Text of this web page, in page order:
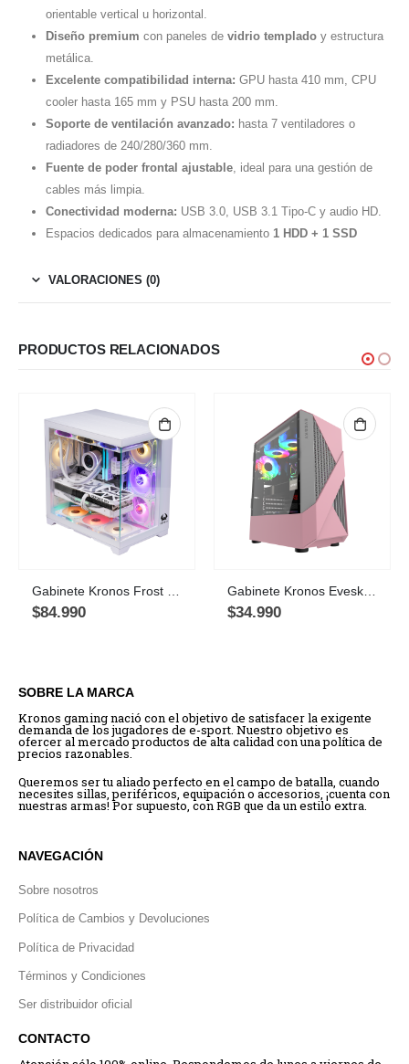
orientable vertical u horizontal.
Diseño premium con paneles de vidrio templadoy estructura
metálica.
Excelente compatibilidad interna: GPU hasta 410 mm, CPU
cooler hasta 165 mm y PSU hasta 200 mm.
Soporte de ventilación avanzado: hasta 7 ventiladores o
radiadores de 240/280/360 mm.
Fuente de poder frontal ajustable, ideal para una gestión de
cables más limpia.
Conectividad moderna: USB 3.0, USB 3.1 Tipo-C y audio HD.
Espacios dedicados para almacenamiento 1 HDD + 1 SSD
VALORACIONES (0)
PRODUCTOS RELACIONADOS
$84.990 $34.990
SOBRE LA MARCA
Kronos gaming nació con el objetivo de satisfacer la exigente
demanda de los jugadores de e-sport. Nuestro objetivo es
ofercer al mercado productos de alta calidad con una política de
precios razonables.
Queremos ser tu aliado perfecto en el campo de batalla, cuando
necesites sillas, periféricos, equipación o accesorios, ¡cuenta con
nuestras armas! Por supuesto, con RGB que da un estilo extra.
NAVEGACIÓN
Sobre nosotros
Política de Cambios y Devoluciones
Política de Privacidad
Términos y Condiciones
Ser distribuidor oficial
CONTACTO